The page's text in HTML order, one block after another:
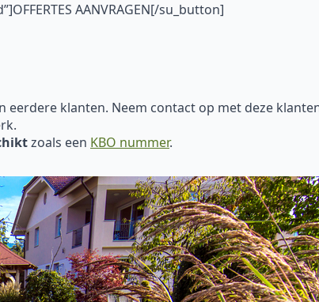
AANVRAGEN[/su_button]
eerdere klanten. Neem contact op met deze
zoals een KBO nummer.